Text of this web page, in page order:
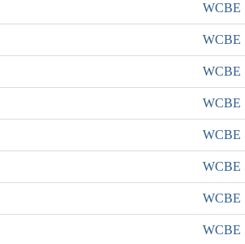
WCBE
WCBE
WCBE
WCBE
WCBE
WCBE
WCBE
WCBE